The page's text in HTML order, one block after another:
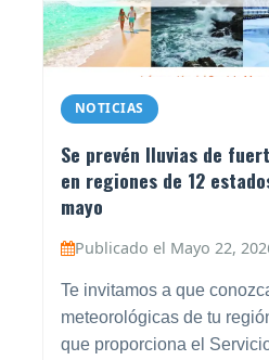
NOTICIAS
Se prevén lluvias de
en regiones de 12
mayo
Publicado el Mayo 22,
Te invitamos a que
meteorológicas de tu
que proporciona el